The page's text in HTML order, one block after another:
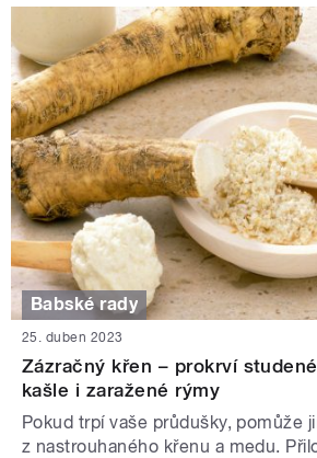
Babské rady
25. duben 2023
Zázračný křen – prokrví
kašle i zaražené rýmy
Pokud trpí vaše průdušky, pomůže
z nastrouhaného křenu a medu.